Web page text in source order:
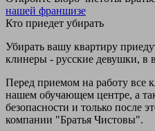
нашей франшизе
Кто приедет убирать
Убирать вашу квартиру
клинеры - русские девушки, в
Перед приемом на работу все
нашем обучающем центре, а
безопасности и только после
компании "Братья Чистовы".